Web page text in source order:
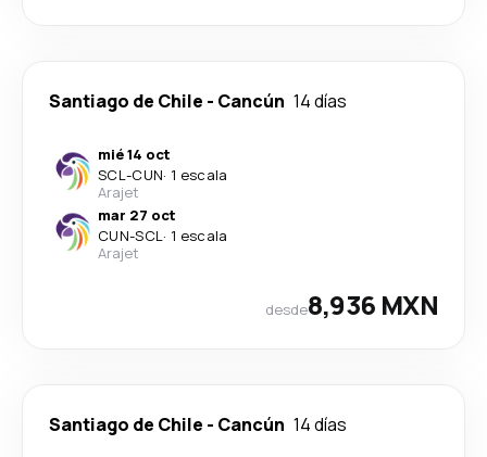
Santiago de Chile - Cancún 14 días
mié 14 oct
SCL-CUN· 1 escala
Arajet
mar 27 oct
CUN-SCL· 1 escala
Arajet
desde8,936 MXN
Santiago de Chile - Cancún 14 días